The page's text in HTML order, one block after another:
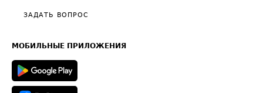
Общие положения
Полезное по перевозкам
Техническая информация
ЗАДАТЬ ВОПРОС
МОБИЛЬНЫЕ ПРИЛОЖЕНИЯ